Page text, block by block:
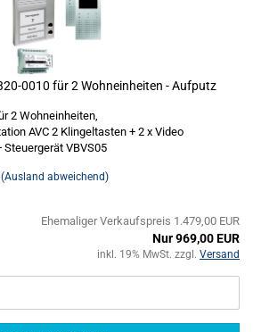
0010 für 2 Wohneinheiten - Aufputz
2 Wohneinheiten,
AVC 2 Klingeltasten + 2 x Video
Steuergerät VBVS05
(Ausland abweichend)
Ehemaliger Verkaufspreis 1.479,00 EUR
Nur 969,00 EUR
inkl. 19% MwSt. zzgl. Versand